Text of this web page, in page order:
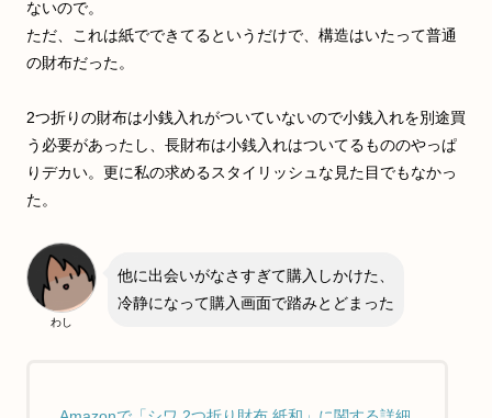
ないので。
ただ、これは紙でできてるというだけで、構造はいたって普通
の財布だった。
2つ折りの財布は小銭入れがついていないので小銭入れを別途買
う必要があったし、長財布は小銭入れはついてるもののやっぱ
りデカい。更に私の求めるスタイリッシュな見た目でもなかっ
た。
わし
他に出会いがなさすぎて購入しかけた、
冷静になって購入画面で踏みとどまった